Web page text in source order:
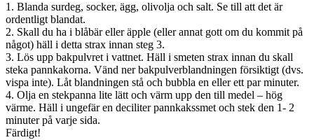
1. Blanda surdeg, socker, ägg, olivolja och salt. Se till att det är
ordentligt blandat.
2. Skall du ha i blåbär eller äpple (eller annat gott om du kommit på
något) häll i detta strax innan steg 3.
3. Lös upp bakpulvret i vattnet. Häll i smeten strax innan du skall
steka pannkakorna. Vänd ner bakpulverblandningen försiktigt (dvs.
vispa inte). Låt blandningen stå och bubbla en eller ett par minuter.
4. Olja en stekpanna lite lätt och värm upp den till medel – hög
värme. Häll i ungefär en deciliter pannkakssmet och stek den 1- 2
minuter på varje sida.
Färdigt!